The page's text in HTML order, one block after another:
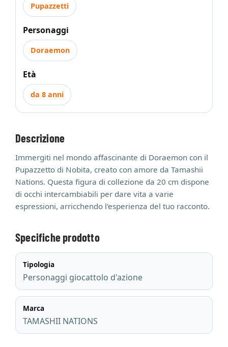
Pupazzetti
Personaggi
Doraemon
Età
da 8 anni
Descrizione
Immergiti nel mondo affascinante di Doraemon con il
Pupazzetto di Nobita, creato con amore da Tamashii
Nations. Questa figura di collezione da 20 cm dispone
di occhi intercambiabili per dare vita a varie
espressioni, arricchendo l'esperienza del tuo racconto.
Specifiche prodotto
Tipologia
Personaggi giocattolo d'azione
Marca
TAMASHII NATIONS